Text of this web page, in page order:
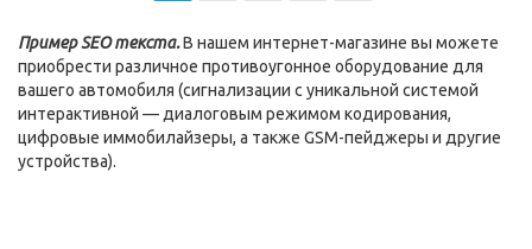
Пример SEO текста.В нашем интернет-магазине вы можете
приобрести различное противоугонное оборудование для
вашего автомобиля (сигнализации с уникальной системой
интерактивной — диалоговым режимом кодирования,
цифровые иммобилайзеры, а также GSM-пейджеры и другие
устройства).